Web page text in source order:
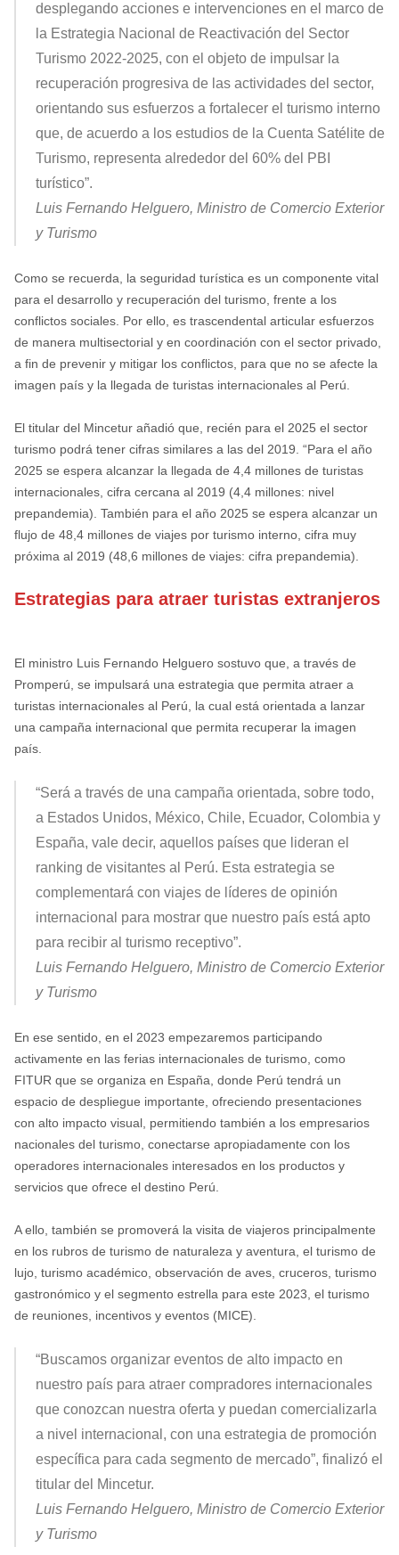
desplegando acciones e intervenciones en el marco de
la Estrategia Nacional de Reactivación del Sector
Turismo 2022-2025, con el objeto de impulsar la
recuperación progresiva de las actividades del sector,
orientando sus esfuerzos a fortalecer el turismo interno
que, de acuerdo a los estudios de la Cuenta Satélite de
Turismo, representa alrededor del 60% del PBI
turístico”.
Luis Fernando Helguero, Ministro de Comercio Exterior
y Turismo
Como se recuerda, la seguridad turística es un componente vital
para el desarrollo y recuperación del turismo, frente a los
conflictos sociales. Por ello, es trascendental articular esfuerzos
de manera multisectorial y en coordinación con el sector privado,
a fin de prevenir y mitigar los conflictos, para que no se afecte la
imagen país y la llegada de turistas internacionales al Perú.
El titular del Mincetur añadió que, recién para el 2025 el sector
turismo podrá tener cifras similares a las del 2019. “Para el año
2025 se espera alcanzar la llegada de 4,4 millones de turistas
internacionales, cifra cercana al 2019 (4,4 millones: nivel
prepandemia). También para el año 2025 se espera alcanzar un
flujo de 48,4 millones de viajes por turismo interno, cifra muy
próxima al 2019 (48,6 millones de viajes: cifra prepandemia).
Estrategias para atraer turistas extranjeros
El ministro Luis Fernando Helguero sostuvo que, a través de
Promperú, se impulsará una estrategia que permita atraer a
turistas internacionales al Perú, la cual está orientada a lanzar
una campaña internacional que permita recuperar la imagen
país.
“Será a través de una campaña orientada, sobre todo,
a Estados Unidos, México, Chile, Ecuador, Colombia y
España, vale decir, aquellos países que lideran el
ranking de visitantes al Perú. Esta estrategia se
complementará con viajes de líderes de opinión
internacional para mostrar que nuestro país está apto
para recibir al turismo receptivo”.
Luis Fernando Helguero, Ministro de Comercio Exterior
y Turismo
En ese sentido, en el 2023 empezaremos participando
activamente en las ferias internacionales de turismo, como
FITUR que se organiza en España, donde Perú tendrá un
espacio de despliegue importante, ofreciendo presentaciones
con alto impacto visual, permitiendo también a los empresarios
nacionales del turismo, conectarse apropiadamente con los
operadores internacionales interesados en los productos y
servicios que ofrece el destino Perú.
A ello, también se promoverá la visita de viajeros principalmente
en los rubros de turismo de naturaleza y aventura, el turismo de
lujo, turismo académico, observación de aves, cruceros, turismo
gastronómico y el segmento estrella para este 2023, el turismo
de reuniones, incentivos y eventos (MICE).
“Buscamos organizar eventos de alto impacto en
nuestro país para atraer compradores internacionales
que conozcan nuestra oferta y puedan comercializarla
a nivel internacional, con una estrategia de promoción
específica para cada segmento de mercado”, finalizó el
titular del Mincetur.
Luis Fernando Helguero, Ministro de Comercio Exterior
y Turismo